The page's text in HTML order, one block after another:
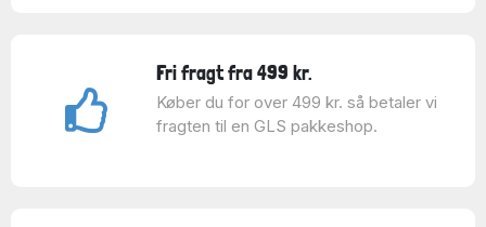
Fri fragt fra 499 kr.
Køber du for over 499 kr. så betaler vi
fragten til en GLS pakkeshop.